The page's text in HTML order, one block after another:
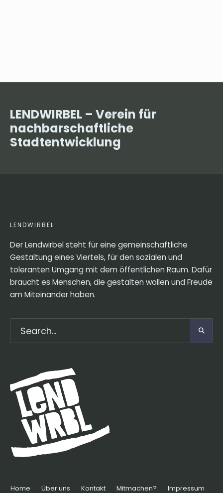
LENDWIRBEL – Verein für
nachbarschaftliche
Stadtentwicklung
LENDWIRBEL
Der Lendwirbel steht für eine gemeinschaftliche
Gestaltung eines Viertels, für den sozialen und
toleranten Umgang mit dem öffentlichen Raum. Dafür
braucht es Menschen, die gestalten wollen und Freude
am Miteinander haben.
Home Über uns Kontakt Mitmachen? Impressum